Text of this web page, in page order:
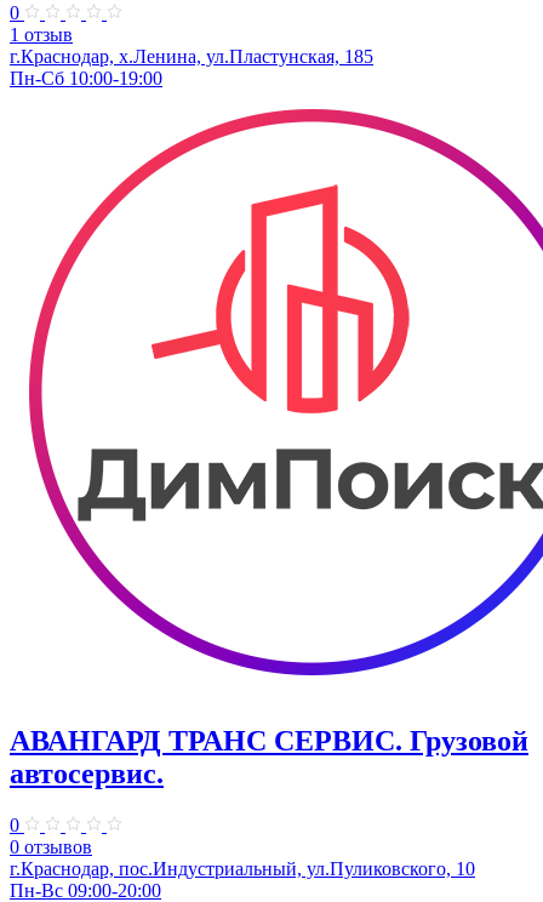
0
1 отзыв
г.Краснодар, х.Ленина, ул.Пластунская, 185
Пн-Сб 10:00-19:00
АВАНГАРД ТРАНС СЕРВИС. Грузовой
автосервис.
0
0 отзывов
г.Краснодар, пос.Индустриальный, ул.Пуликовского, 10
Пн-Вс 09:00-20:00